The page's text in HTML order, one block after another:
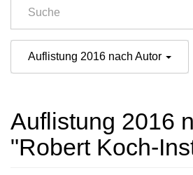
Auflistung 2016 nach Autor
Auflistung 2016
"Robert Koch-